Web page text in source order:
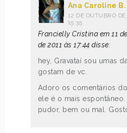
Ana Caroline B.
12 DE OUTUBRO
15:35
Francielly Cristina em 11
de 2011 às 17:44 disse:
hey, Gravataí sou umas
gostam de vc.
Adoro os comentários do
ele é o mais espontâneo.
pudor, bem ou mal.